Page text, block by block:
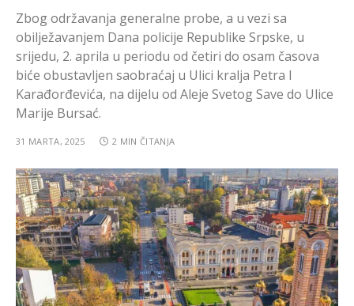
Zbog održavanja generalne probe, a u vezi sa
obilježavanjem Dana policije Republike Srpske, u
srijedu, 2. aprila u periodu od četiri do osam časova
biće obustavljen saobraćaj u Ulici kralja Petra I
Karađorđevića, na dijelu od Aleje Svetog Save do Ulice
Marije Bursać.
31 MARTA, 2025 2 MIN ČITANJA